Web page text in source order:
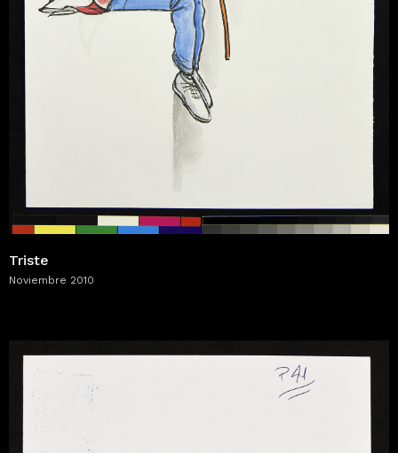
Triste
Noviembre 2010